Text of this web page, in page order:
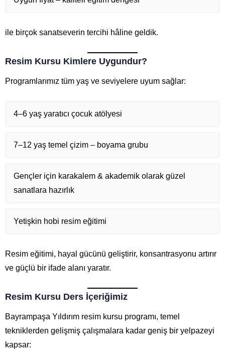
ile birçok sanatseverin tercihi hâline geldik.
Resim Kursu Kimlere Uygundur?
Programlarımız tüm yaş ve seviyelere uyum sağlar:
4–6 yaş yaratıcı çocuk atölyesi
7–12 yaş temel çizim – boyama grubu
Gençler için karakalem & akademik olarak güzel
sanatlara hazırlık
Yetişkin hobi resim eğitimi
Resim eğitimi, hayal gücünü geliştirir, konsantrasyonu artırır
ve güçlü bir ifade alanı yaratır.
Resim Kursu Ders İçeriğimiz
Bayrampaşa Yıldırım resim kursu programı, temel
tekniklerden gelişmiş çalışmalara kadar geniş bir yelpazeyi
kapsar: